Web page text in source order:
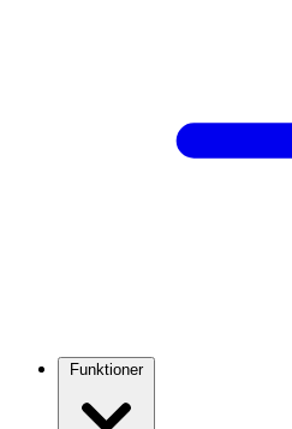
Funktioner